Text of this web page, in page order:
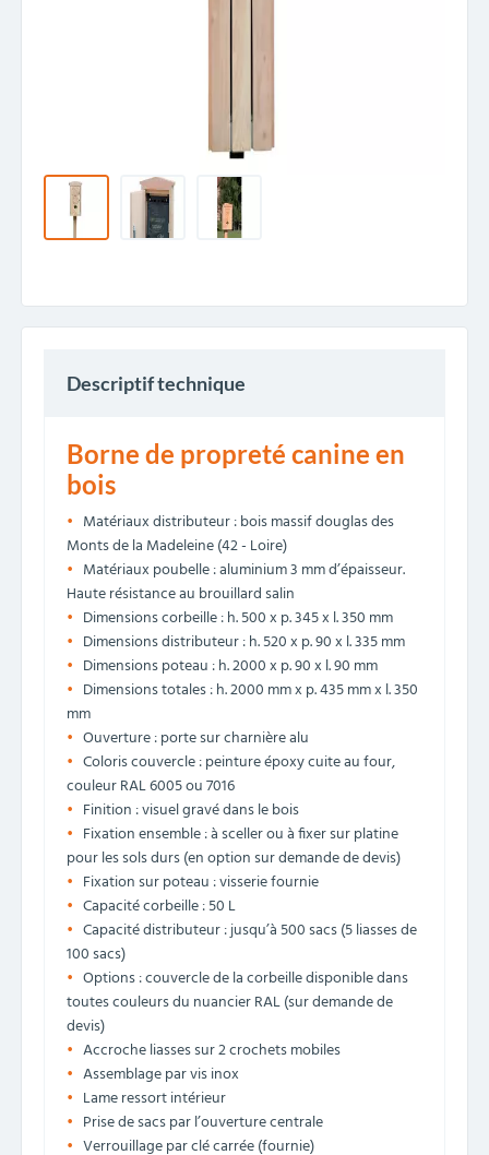
Descriptif technique
Borne de propreté canine en
bois
Matériaux distributeur : bois massif douglas des
Monts de la Madeleine (42 - Loire)
Matériaux poubelle : aluminium 3 mm d’épaisseur.
Haute résistance au brouillard salin
Dimensions corbeille : h. 500 x p. 345 x l. 350 mm
Dimensions distributeur : h. 520 x p. 90 x l. 335 mm
Dimensions poteau : h. 2000 x p. 90 x l. 90 mm
Dimensions totales : h. 2000 mm x p. 435 mm x l. 350
mm
Ouverture : porte sur charnière alu
Coloris couvercle : peinture époxy cuite au four,
couleur RAL 6005 ou 7016
Finition : visuel gravé dans le bois
Fixation ensemble : à sceller ou à fixer sur platine
pour les sols durs (en option sur demande de devis)
Fixation sur poteau : visserie fournie
Capacité corbeille : 50 L
Capacité distributeur : jusqu’à 500 sacs (5 liasses de
100 sacs)
Options : couvercle de la corbeille disponible dans
toutes couleurs du nuancier RAL (sur demande de
devis)
Accroche liasses sur 2 crochets mobiles
Assemblage par vis inox
Lame ressort intérieur
Prise de sacs par l’ouverture centrale
Verrouillage par clé carrée (fournie)